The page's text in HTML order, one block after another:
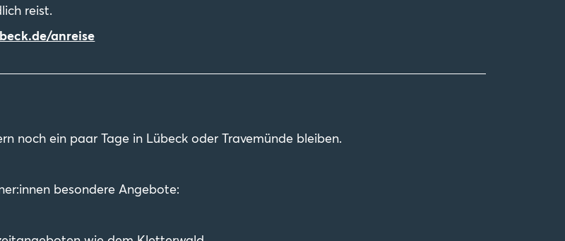
reist.
anreise
noch ein paar Tage in Lübeck oder Travemünde bleiben.
besondere Angebote: